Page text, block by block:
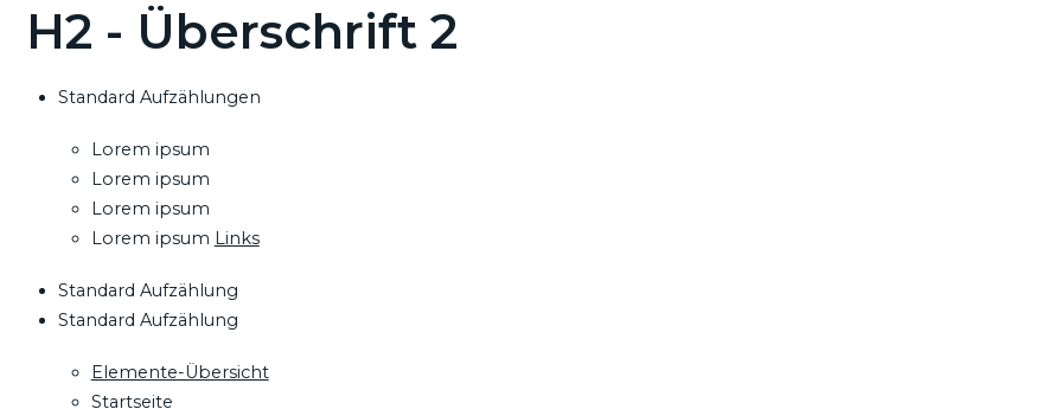
H2 - Überschrift 2
Standard Aufzählungen
Lorem ipsum
Lorem ipsum
Lorem ipsum
Lorem ipsum Links
Standard Aufzählung
Standard Aufzählung
Elemente-Übersicht
Startseite